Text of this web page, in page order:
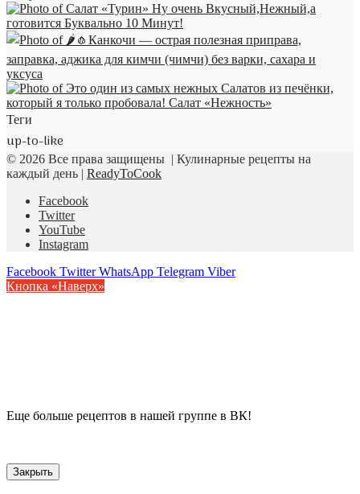
Теги
up-to-like
© 2026 Все права защищены | Кулинарные рецепты на
каждый день | ReadyToCook
Facebook
Twitter
YouTube
Instagram
Facebook Twitter WhatsApp Telegram Viber
Кнопка «Наверх»
Еще больше рецептов в нашей группе в ВК!
Закрыть